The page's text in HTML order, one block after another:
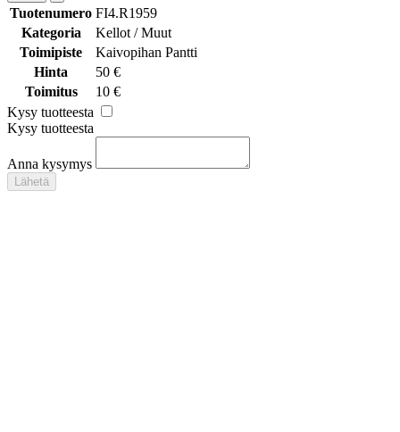
Tuotenumero FI4.R1959
Kategoria
Kellot / Muut
Toimipiste
Kaivopihan Pantti
Hinta
50 €
Toimitus
10 €
Kysy tuotteesta
Kysy tuotteesta
Anna kysymys
Lähetä